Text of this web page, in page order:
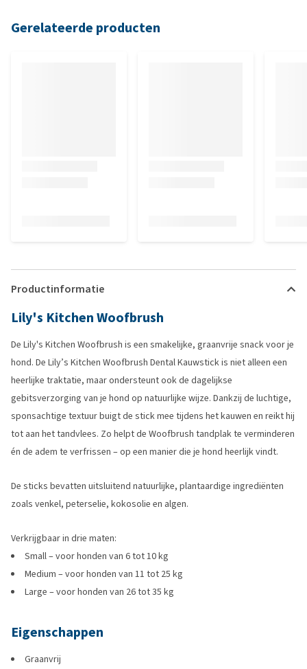
Gerelateerde producten
Productinformatie
Lily's Kitchen Woofbrush
De Lily's Kitchen Woofbrush is een smakelijke, graanvrije snack voor je
hond. De Lily’s Kitchen Woofbrush Dental Kauwstick is niet alleen een
heerlijke traktatie, maar ondersteunt ook de dagelijkse
gebitsverzorging van je hond op natuurlijke wijze. Dankzij de luchtige,
sponsachtige textuur buigt de stick mee tijdens het kauwen en reikt hij
tot aan het tandvlees. Zo helpt de Woofbrush tandplak te verminderen
én de adem te verfrissen – op een manier die je hond heerlijk vindt.
De sticks bevatten uitsluitend natuurlijke, plantaardige ingrediënten
zoals venkel, peterselie, kokosolie en algen.
Verkrijgbaar in drie maten:
Small – voor honden van 6 tot 10 kg
Medium – voor honden van 11 tot 25 kg
Large – voor honden van 26 tot 35 kg
Eigenschappen
Graanvrij